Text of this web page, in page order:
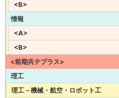
<B>
情報
<A>
<B>
<前期共テプラス>
理工
理工－機械・航空・ロボット工